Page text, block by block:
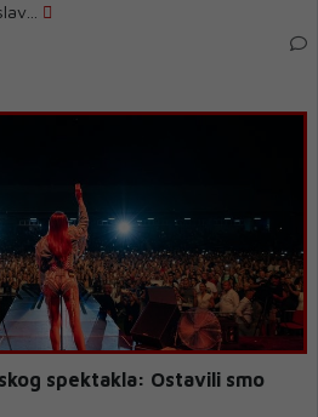
spektakla: Ostavili smo